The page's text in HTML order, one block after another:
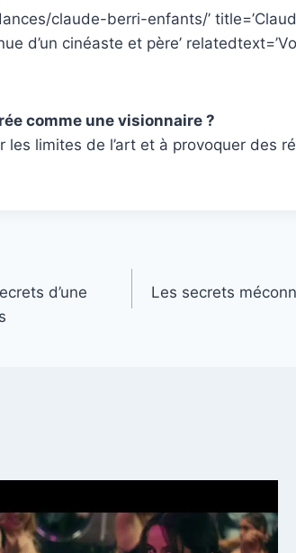
claude-berri-enfants/’
d’un cinéaste et père’
comme une visionnaire ?
les limites de l’art et à provoquer des
d’une
Les secrets